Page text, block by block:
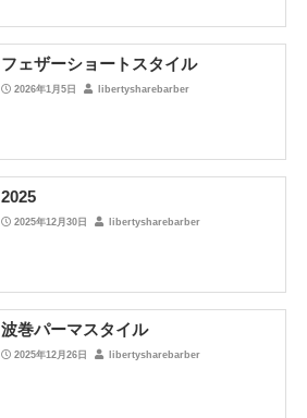
フェザーショートスタイル
2026年1月5日 libertysharebarber
2025
2025年12月30日 libertysharebarber
波巻パーマスタイル
2025年12月26日 libertysharebarber